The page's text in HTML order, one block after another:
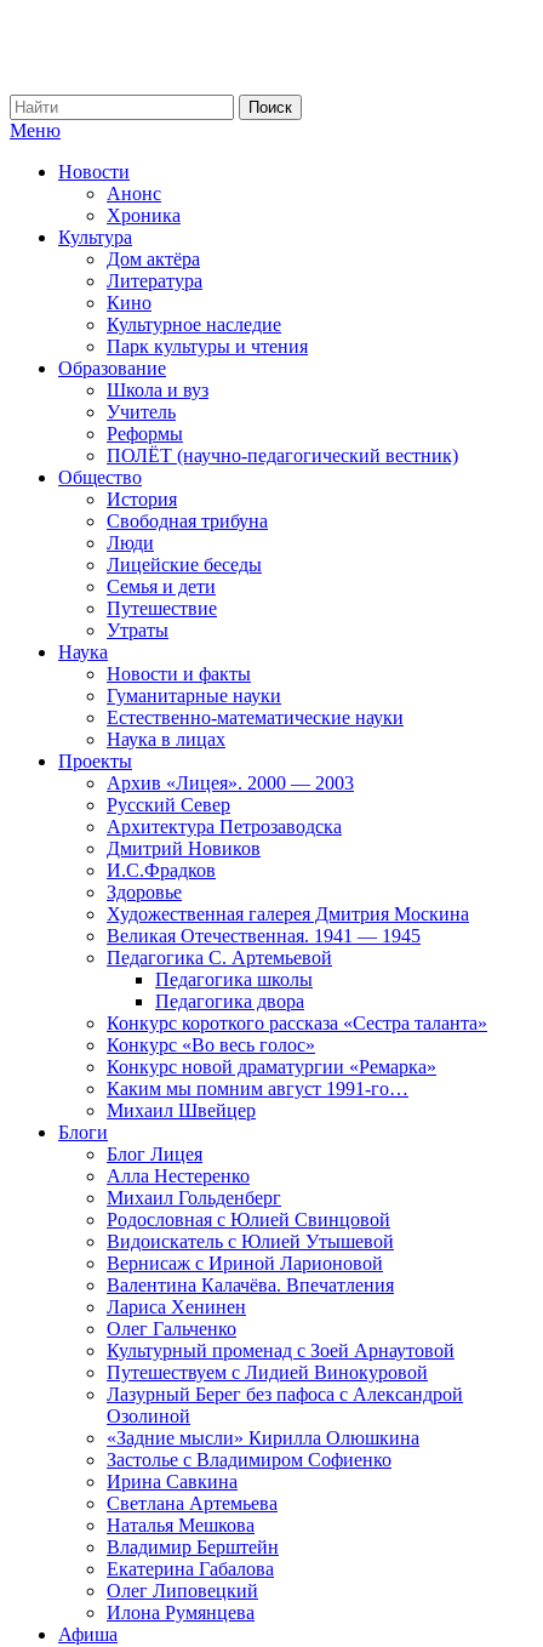
Меню
Новости
Анонс
Хроника
Культура
Дом актёра
Литература
Кино
Культурное наследие
Парк культуры и чтения
Образование
Школа и вуз
Учитель
Реформы
ПОЛЁТ (научно-педагогический вестник)
Общество
История
Свободная трибуна
Люди
Лицейские беседы
Семья и дети
Путешествие
Утраты
Наука
Новости и факты
Гуманитарные науки
Естественно-математические науки
Наука в лицах
Проекты
Архив «Лицея». 2000 — 2003
Русский Север
Архитектура Петрозаводска
Дмитрий Новиков
И.С.Фрадков
Здоровье
Художественная галерея Дмитрия Москина
Великая Отечественная. 1941 — 1945
Педагогика С. Артемьевой
Педагогика школы
Педагогика двора
Конкурс короткого рассказа «Сестра таланта»
Конкурс «Во весь голос»
Конкурс новой драматургии «Ремарка»
Каким мы помним август 1991-го…
Михаил Швейцер
Блоги
Блог Лицея
Алла Нестеренко
Михаил Гольденберг
Родословная с Юлией Свинцовой
Видоискатель с Юлией Утышевой
Вернисаж с Ириной Ларионовой
Валентина Калачёва. Впечатления
Лариса Хенинен
Олег Гальченко
Культурный променад с Зоей Арнаутовой
Путешествуем с Лидией Винокуровой
Лазурный Берег без пафоса с Александрой
Озолиной
«Задние мысли» Кирилла Олюшкина
Застолье с Владимиром Софиенко
Ирина Савкина
Светлана Артемьева
Наталья Мешкова
Владимир Берштейн
Екатерина Габалова
Олег Липовецкий
Илона Румянцева
Афиша